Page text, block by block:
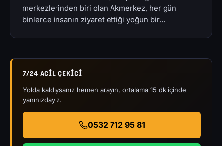
merkezlerinden biri olan Akmerkez, her gün
binlerce insanın ziyaret ettiği yoğun bir…
7/24 ACIL ÇEKICI
Yolda kaldıysanız hemen arayın, ortalama 15 dk içinde
yanınızdayız.
0532 712 95 81